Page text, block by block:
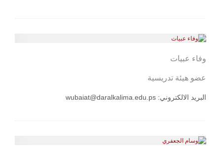
وفاء عبيات
عضو هيئة تدريسية
البريد الالكتروني: wubaiat@daralkalima.edu.ps